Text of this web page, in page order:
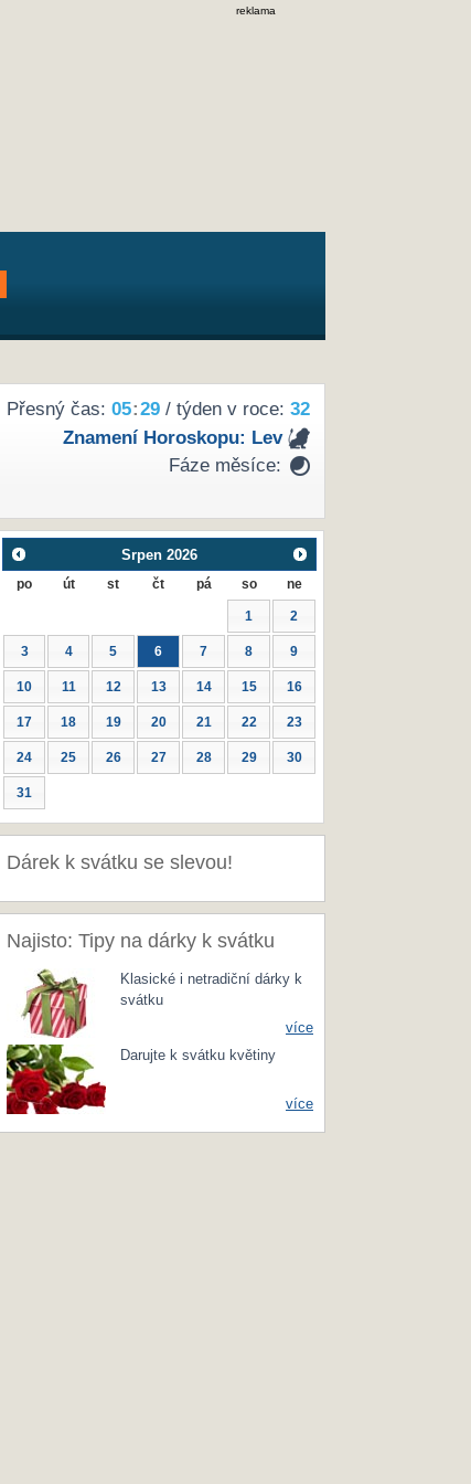
reklama
Přesný čas: 05:29/ týden v roce: 32
Znamení Horoskopu: Lev
Fáze měsíce:
Srpen 2026
po út st čt pá so ne
1 2
3 4 5 6 7 8 9
10 11 12 13 14 15 16
17 18 19 20 21 22 23
24 25 26 27 28 29 30
31
Dárek k svátku se slevou!
Najisto: Tipy na dárky k svátku
Klasické i netradiční dárky k
svátku
více
Darujte k svátku květiny
více